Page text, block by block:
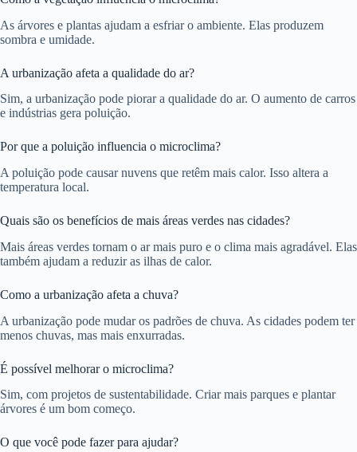
As árvores e plantas ajudam a esfriar o ambiente. Elas produzem
sombra e umidade.
A urbanização afeta a qualidade do ar?
Sim, a urbanização pode piorar a qualidade do ar. O aumento de carros
e indústrias gera poluição.
Por que a poluição influencia o microclima?
A poluição pode causar nuvens que retêm mais calor. Isso altera a
temperatura local.
Quais são os benefícios de mais áreas verdes nas cidades?
Mais áreas verdes tornam o ar mais puro e o clima mais agradável. Elas
também ajudam a reduzir as ilhas de calor.
Como a urbanização afeta a chuva?
A urbanização pode mudar os padrões de chuva. As cidades podem ter
menos chuvas, mas mais enxurradas.
É possível melhorar o microclima?
Sim, com projetos de sustentabilidade. Criar mais parques e plantar
árvores é um bom começo.
O que você pode fazer para ajudar?